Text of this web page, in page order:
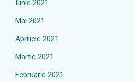
Iunie 2021
Mai 2021
Aprilieie 2021
Martie 2021
Februarie 2021